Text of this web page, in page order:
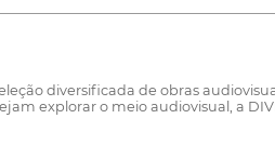
diversificada de obras
explorar o meio audiovisual, a